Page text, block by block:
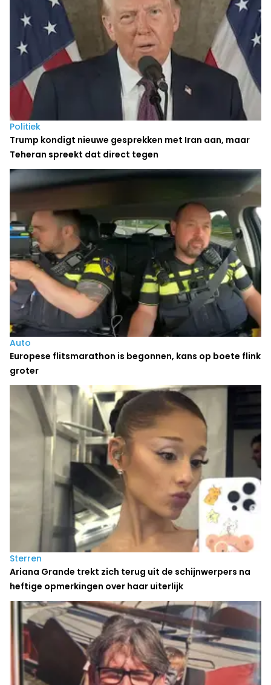
Politiek
Trump kondigt nieuwe gesprekken met Iran aan, maar
Teheran spreekt dat direct tegen
Auto
Europese flitsmarathon is begonnen, kans op boete flink
groter
Sterren
Ariana Grande trekt zich terug uit de schijnwerpers na
heftige opmerkingen over haar uiterlijk